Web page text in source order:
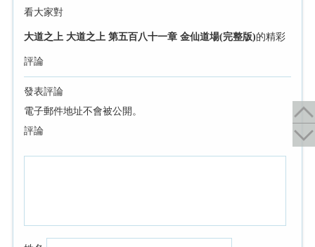
看大家對
大道之上 大道之上 第五百八十一章 金仙道場(完整版)的精彩
評論
發表評論
電子郵件地址不會被公開。
評論